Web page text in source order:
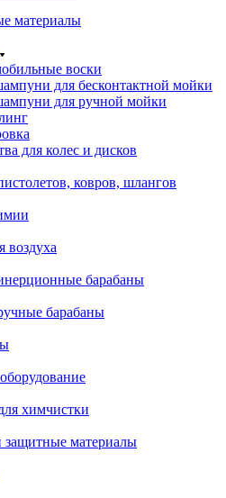
материалы
воски
для бесконтактной мойки
для ручной мойки
для колес и дисков
ковров, шлангов
воздуха
барабаны
барабаны
химчистки
материалы